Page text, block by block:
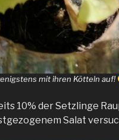
mit ihren Kötteln auf!
10% der Setzlinge
Salat